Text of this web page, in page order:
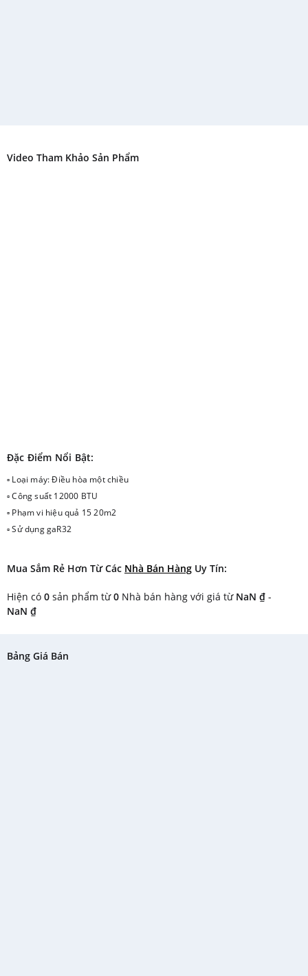
Video Tham Khảo Sản Phẩm
Đặc Điểm Nổi Bật:
▫ Loại máy: Điều hòa một chiều
▫ Công suất 12000 BTU
▫ Phạm vi hiệu quả 15 20m2
▫ Sử dụng gaR32
Mua Sắm Rẻ Hơn Từ Các Nhà Bán Hàng Uy Tín:
Hiện có 0 sản phẩm từ0 Nhà bán hàng với giá từ NaN ₫ -
NaN ₫
Bảng Giá Bán